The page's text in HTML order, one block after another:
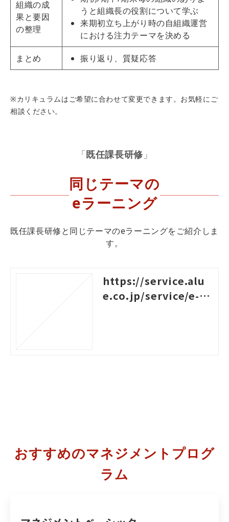
組織の成
果と要因
の整理
うと組織長の役割について学ぶ
来期初立ち上がり時の自組織運営
における注力テーマを決める
まとめ 振り返り、質疑応答
※カリキュラムはご希望に合わせて変更できます。お気軽にご
相談ください。
「既任課長研修」
同じテーマの
eラーニング
既任課長研修と同じテーマのeラーニングをご紹介しま
す。
https://service.alu
e.co.jp/service/e-le
おすすめのマネジメントプログ
ラム